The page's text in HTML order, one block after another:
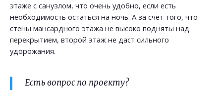
этаже с санузлом, что очень удобно, если есть
необходимость остаться на ночь. А за счет того, что
стены мансардного этажа не высоко подняты над
перекрытием, второй этаж не даст сильного
удорожания.
Есть вопрос по проекту?